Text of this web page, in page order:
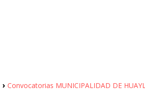
› Convocatorias MUNICIPALIDAD DE